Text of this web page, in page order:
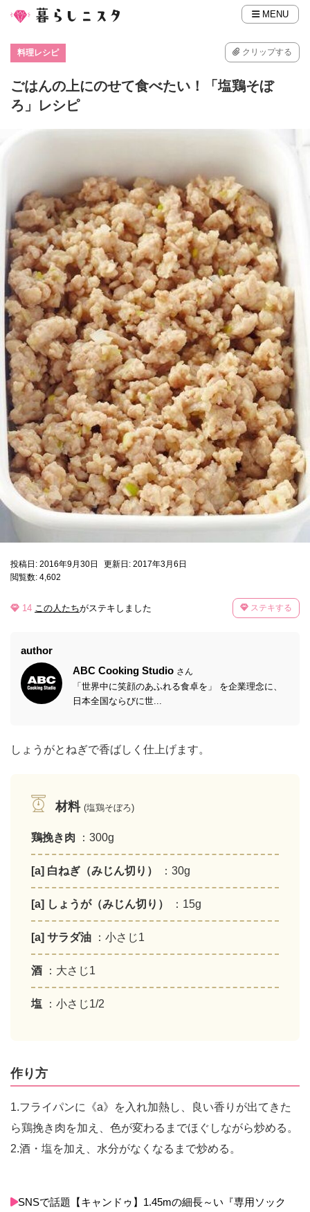
MENU
料理レシピ クリップする
ごはんの上にのせて食べたい！「塩鶏そぼ
ろ」レシピ
投稿日: 2016年9月30日
更新日: 2017年3月6日
閲覧数: 4,602
14 この人たちがステキしました ステキする
author
ABC Cooking Studio さん
「世界中に笑顔のあふれる食卓を」 を企業理念に、
日本全国ならびに世...
しょうがとねぎで香ばしく仕上げます。
材料 (塩鶏そぼろ)
鶏挽き肉 ：300g
[a] 白ねぎ（みじん切り） ：30g
[a] しょうが（みじん切り） ：15g
[a] サラダ油 ：小さじ1
酒 ：大さじ1
塩 ：小さじ1/2
作り方
1.フライパンに《a》を入れ加熱し、良い香りが出てきた
ら鶏挽き肉を加え、色が変わるまでほぐしながら炒める。
2.酒・塩を加え、水分がなくなるまで炒める。
SNSで話題【キャンドゥ】1.45mの細長～い『専用ソック